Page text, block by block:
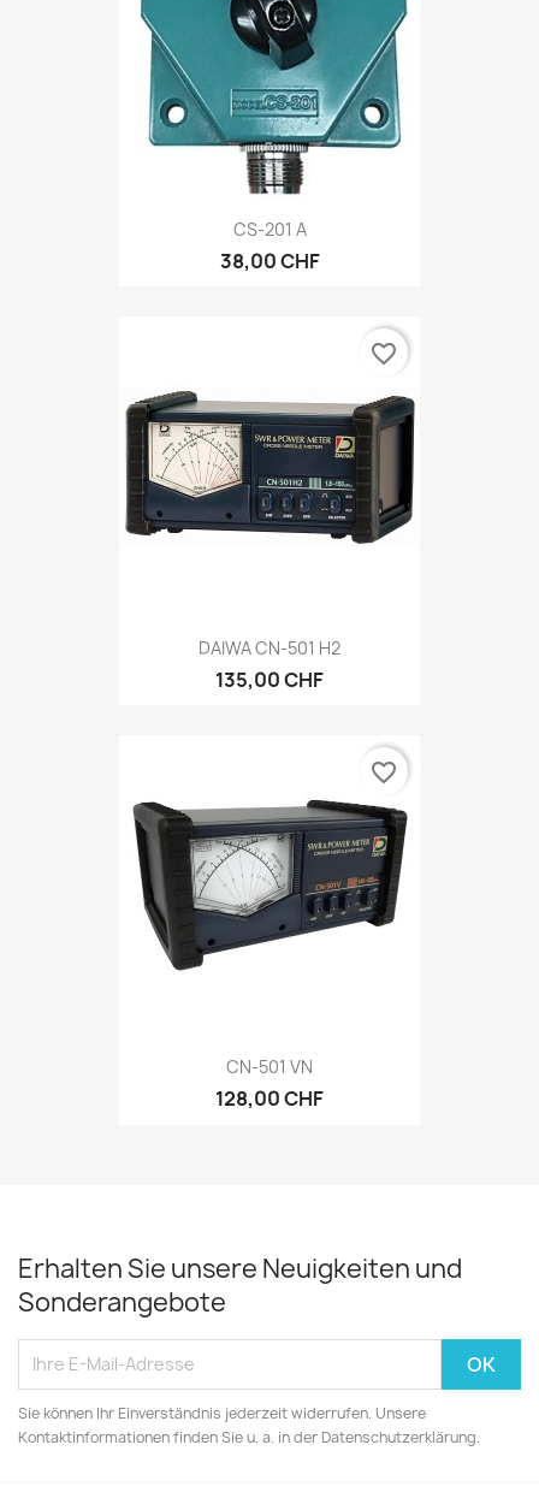
CS-201 A
38,00 CHF
DAIWA CN-501 H2
135,00 CHF
favorite_border
CN-501 VN
128,00 CHF
favorite_border
Erhalten Sie unsere Neuigkeiten und
Sonderangebote
Sie können Ihr Einverständnis jederzeit widerrufen. Unsere
Kontaktinformationen finden Sie u. a. in der Datenschutzerklärung.